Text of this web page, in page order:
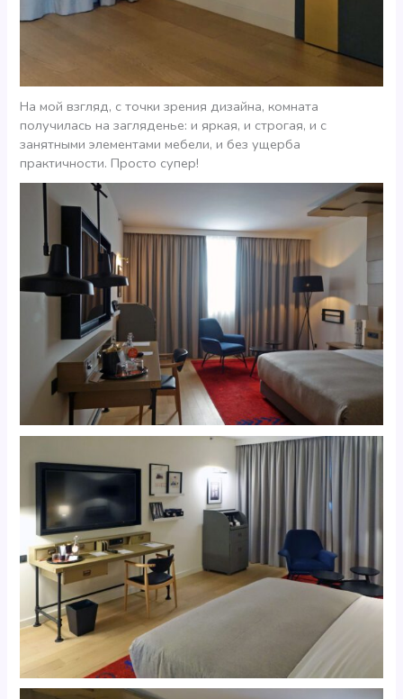
На мой взгляд, с точки зрения дизайна, комната
получилась на загляденье: и яркая, и строгая, и с
занятными элементами мебели, и без ущерба
практичности. Просто супер!